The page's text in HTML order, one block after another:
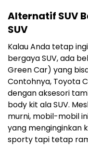
Alternatif SUV
SUV
Kalau Anda tetap
bergaya SUV, ada
Green Car) yang
Contohnya, Toyota
dengan aksesori
body kit ala SUV.
murni, mobil-mobil
yang menginginkan
sporty tapi tetap